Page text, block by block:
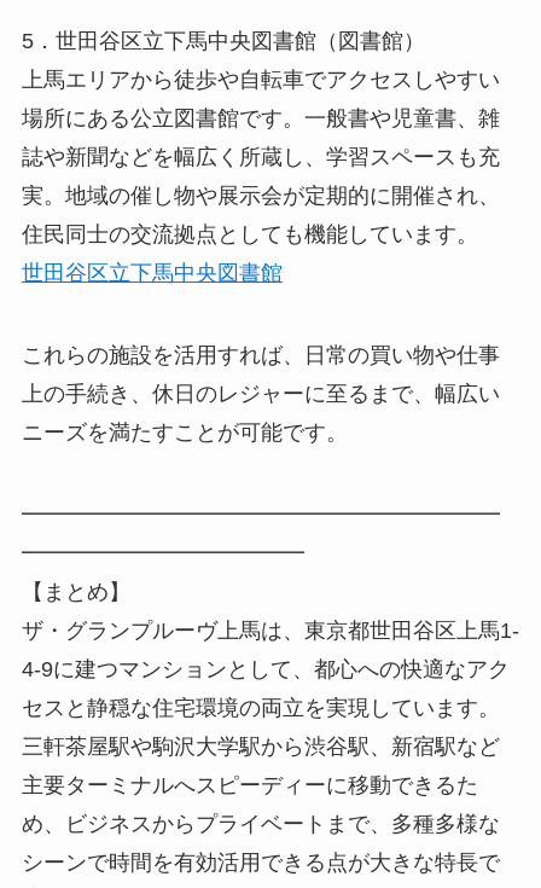
5．世田谷区立下馬中央図書館（図書館）
上馬エリアから徒歩や自転車でアクセスしやすい
場所にある公立図書館です。一般書や児童書、雑
誌や新聞などを幅広く所蔵し、学習スペースも充
実。地域の催し物や展示会が定期的に開催され、
住民同士の交流拠点としても機能しています。
世田谷区立下馬中央図書館
これらの施設を活用すれば、日常の買い物や仕事
上の手続き、休日のレジャーに至るまで、幅広い
ニーズを満たすことが可能です。
━━━━━━━━━━━━━━━━━━━━━━
━━━━━━━━━━━━━
【まとめ】
ザ・グランプルーヴ上馬は、東京都世田谷区上馬1-
4-9に建つマンションとして、都心への快適なアク
セスと静穏な住宅環境の両立を実現しています。
三軒茶屋駅や駒沢大学駅から渋谷駅、新宿駅など
主要ターミナルへスピーディーに移動できるた
め、ビジネスからプライベートまで、多種多様な
シーンで時間を有効活用できる点が大きな特長で